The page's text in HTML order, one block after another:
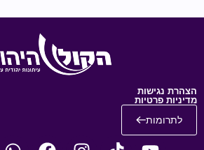
הצהרת נגישות
מדיניות פרטיות
לתרומות